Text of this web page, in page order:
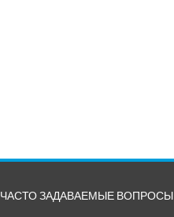
ЧАСТО ЗАДАВАЕМЫЕ ВОПРОСЫ